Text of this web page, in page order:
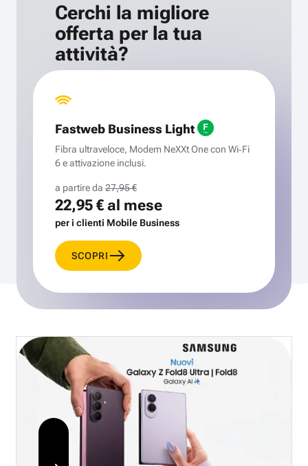
Cerchi la migliore
offerta per la tua
attività?
Fastweb Business Light
Fibra ultraveloce, Modem NeXXt One con Wi‑Fi
6 e attivazione inclusi.
a partire da 27,95 €
22,95 €al mese
per i clienti Mobile Business
SCOPRI